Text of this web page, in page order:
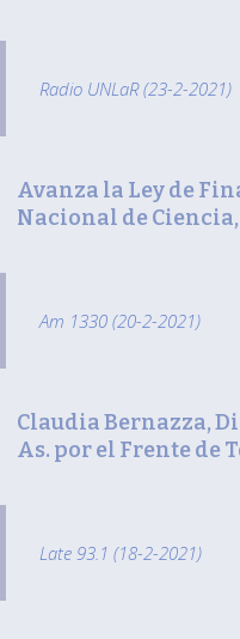
Radio UNLaR (23-2-2021)
Avanza la Ley de
Nacional de
Am 1330 (20-2-2021)
Claudia Bernazza,
As. por el Frente de
Late 93.1 (18-2-2021)